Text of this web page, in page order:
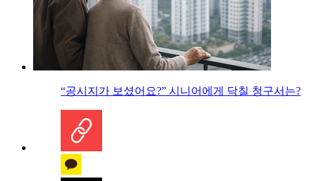
“공시지가 보셨어요?” 시니어에게 닥칠 청구서는?